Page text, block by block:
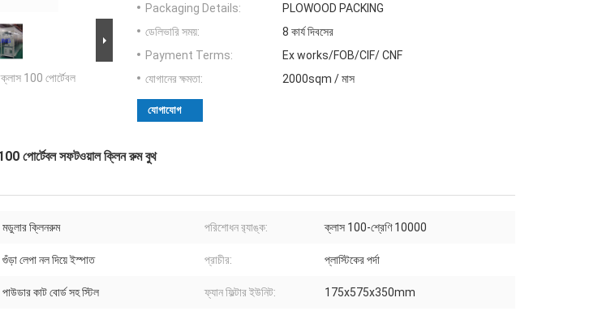
ক্লাস 100 পোর্টেবল
Packaging Details:
PLOWOOD PACKING
ডেলিভারি সময়:
8 কার্য দিবসের
Payment Terms:
Ex works/FOB/CIF/ CNF
যোগানের ক্ষমতা:
2000sqm / মাস
যোগাযোগ
100 পোর্টেবল সফটওয়াল ক্লিন রুম বুথ
মডুলার ক্লিনরুম পরিশোধন র‌্যাঙ্ক: ক্লাস 100-শ্রেণি 10000
গুঁড়া লেপা নল দিয়ে ইস্পাত প্রাচীর: প্লাস্টিকের পর্দা
পাউডার কাট বোর্ড সহ স্টিল ফ্যান ফিল্টার ইউনিট: 175x575x350mm